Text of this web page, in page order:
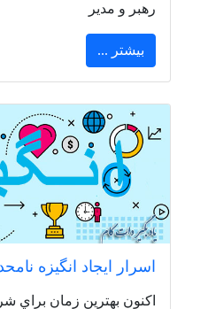
رهبر و مدیر
بیشتر ...
اسرار ايجاد انگيزه
اكنون بهترين زمان